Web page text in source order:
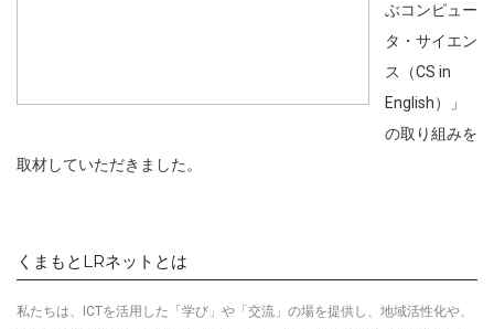
ぶコンピュー
タ・サイエン
ス（CS in
English）」
の取り組みを
取材していただきました。
くまもとLRネットとは
私たちは、ICTを活用した「学び」や「交流」の場を提供し、地域活性化や、